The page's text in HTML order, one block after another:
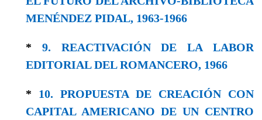
MENÉNDEZ PIDAL, 1963-1966
* 9. REACTIVACIÓN DE LA LABOR
EDITORIAL DEL ROMANCERO, 1966
* 10. PROPUESTA DE CREACIÓN CON
CAPITAL AMERICANO DE UN CENTRO